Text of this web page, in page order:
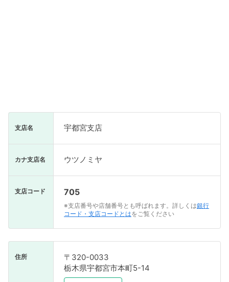
支店名 宇都宮支店
カナ支店名 ウツノミヤ
支店コード 705
※支店番号や店舗番号とも呼ばれます。詳しくは銀行
コード・支店コードとはをご覧ください
住所
〒320-0033
栃木県宇都宮市本町5-14